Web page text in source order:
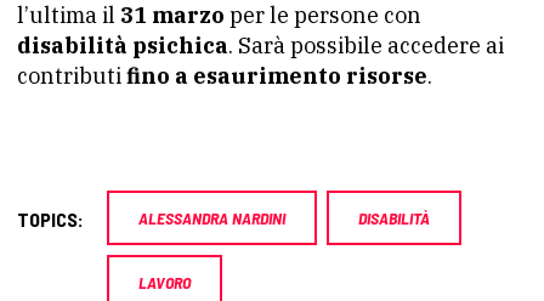
l’ultima il 31 marzo per le persone con
disabilità psichica. Sarà possibile accedere ai
contributifino a esaurimento risorse.
TOPICS: ALESSANDRA NARDINI DISABILITÀ
LAVORO